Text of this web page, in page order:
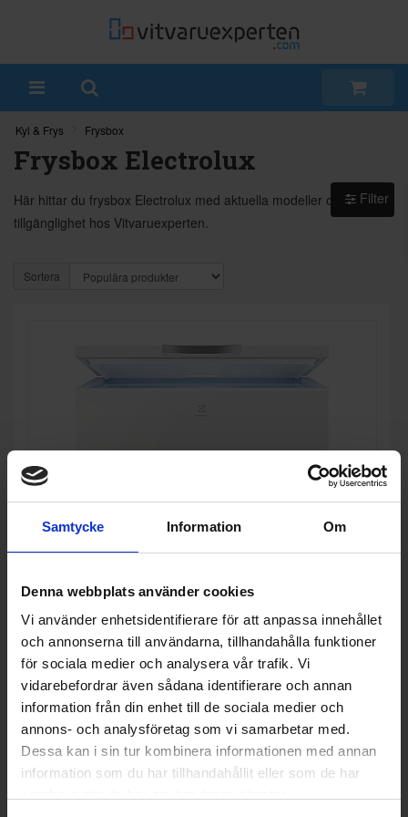
Samtycke Information Om
Denna webbplats använder cookies
Vi använder enhetsidentifierare för att anpassa innehållet
och annonserna till användarna, tillhandahålla funktioner
för sociala medier och analysera vår trafik. Vi
vidarebefordrar även sådana identifierare och annan
information från din enhet till de sociala medier och
annons- och analysföretag som vi samarbetar med.
Dessa kan i sin tur kombinera informationen med annan
information som du har tillhandahållit eller som de har
Kyl & Frys Frysbox
Frysbox Electrolux
Här hittar du frysbox Electrolux med aktuella modeller och
tillgänglighet hos Vitvaruexperten.
Sortera
Frysbox
Electrolux LCB1AE31W
A
G
PRODUKTBLAD
Djup (cm): 70
Kapacitet (l): 308
9 990:-
Filter